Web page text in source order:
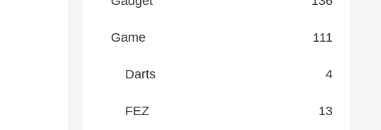
Game 111
Darts 4
FEZ 13